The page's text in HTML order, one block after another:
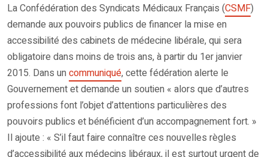
La Confédération des Syndicats Médicaux Français (CSMF)
demande aux pouvoirs publics de financer la mise en
accessibilité des cabinets de médecine libérale, qui sera
obligatoire dans moins de trois ans, à partir du 1er janvier
2015. Dans uncommuniqué, cette fédération alerte le
Gouvernement et demande un soutien « alors que d’autres
professions font l’objet d’attentions particulières des
pouvoirs publics et bénéficient d’un accompagnement fort. »
Il ajoute : « S’il faut faire connaître ces nouvelles règles
d’accessibilité aux médecins libéraux, il est surtout urgent de